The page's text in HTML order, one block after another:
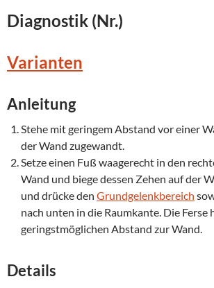
Diagnostik (Nr.)
Varianten
Anleitung
Stehe mit geringem Abstand vor einer
der Wand zugewandt.
Setze einen Fuß waagerecht in den
Wand und biege dessen Zehen auf der
und drücke den Grundgelenkbereich
nach unten in die Raumkante. Die Ferse
geringstmöglichen Abstand zur Wand.
Details